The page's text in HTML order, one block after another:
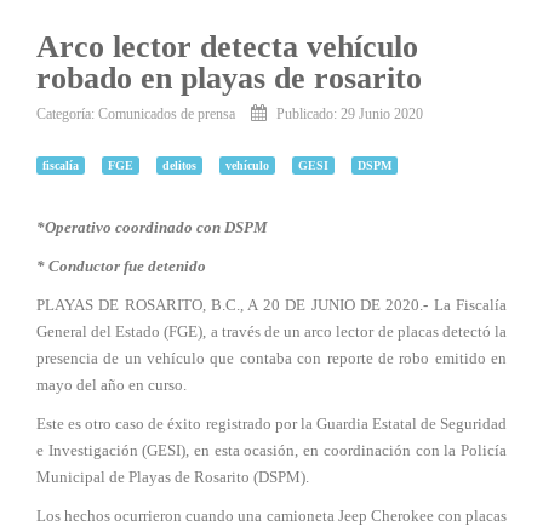
Arco lector detecta vehículo
robado en playas de rosarito
Categoría: Comunicados de prensa Publicado: 29 Junio 2020
fiscalía FGE delitos vehículo GESI DSPM
*Operativo coordinado con DSPM
* Conductor fue detenido
PLAYAS DE ROSARITO, B.C., A 20 DE JUNIO DE 2020.- La Fiscalía
General del Estado (FGE), a través de un arco lector de placas detectó la
presencia de un vehículo que contaba con reporte de robo emitido en
mayo del año en curso.
Este es otro caso de éxito registrado por la Guardia Estatal de Seguridad
e Investigación (GESI), en esta ocasión, en coordinación con la Policía
Municipal de Playas de Rosarito (DSPM).
Los hechos ocurrieron cuando una camioneta Jeep Cherokee con placas